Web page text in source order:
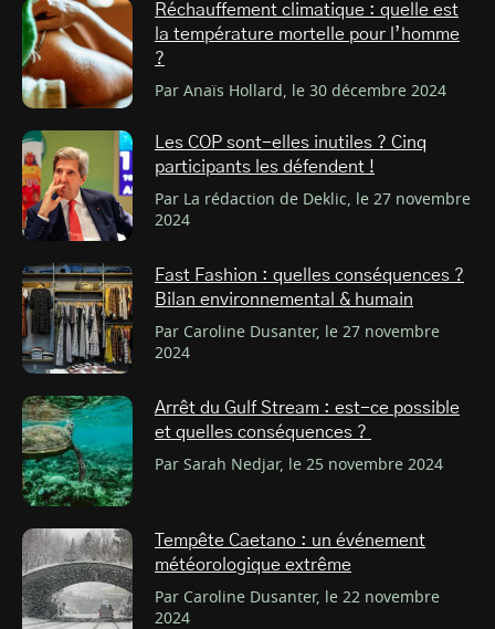
Réchauffement climatique : quelle est
la température mortelle pour l’homme
?
Par Anaïs Hollard, le 30 décembre 2024
Les COP sont-elles inutiles ? Cinq
participants les défendent !
Par La rédaction de Deklic, le 27 novembre
2024
Fast Fashion : quelles conséquences ?
Bilan environnemental & humain
Par Caroline Dusanter, le 27 novembre
2024
Arrêt du Gulf Stream : est-ce possible
et quelles conséquences ?
Par Sarah Nedjar, le 25 novembre 2024
Tempête Caetano : un événement
météorologique extrême
Par Caroline Dusanter, le 22 novembre
2024